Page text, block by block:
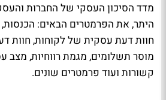
מדד הסיכון העסקי של החברות
היתר, את הפרמטרים הבאים:
חוות דעת עסקית של לקוחות, חוות
מוסר תשלומים, מגמת רווחיות, מצב
קשורות ועוד פרמטרים שונים.